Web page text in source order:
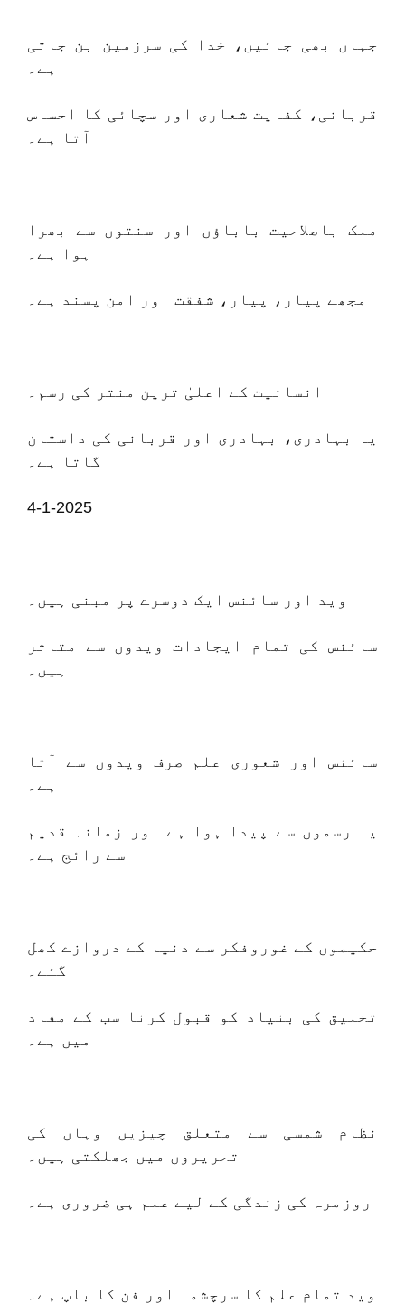
جہاں بھی جائیں، خدا کی سرزمین بن جاتی
ہے۔
قربانی، کفایت شعاری اور سچائی کا احساس
آتا ہے۔
ملک باصلاحیت باباؤں اور سنتوں سے بھرا
ہوا ہے۔
مجھے پیار، پیار، شفقت اور امن پسند ہے۔
انسانیت کے اعلیٰ ترین منتر کی رسم۔
یہ بہادری، بہادری اور قربانی کی داستان
گاتا ہے۔
4-1-2025
وید اور سائنس ایک دوسرے پر مبنی ہیں۔
سائنس کی تمام ایجادات ویدوں سے متاثر
ہیں۔
سائنس اور شعوری علم صرف ویدوں سے آتا
ہے۔
یہ رسموں سے پیدا ہوا ہے اور زمانہ قدیم
سے رائج ہے۔
حکیموں کے غوروفکر سے دنیا کے دروازے کھل
گئے۔
تخلیق کی بنیاد کو قبول کرنا سب کے مفاد
میں ہے۔
نظام شمسی سے متعلق چیزیں وہاں کی
تحریروں میں جھلکتی ہیں۔
روزمرہ کی زندگی کے لیے علم ہی ضروری ہے۔
وید تمام علم کا سرچشمہ اور فن کا باپ ہے۔